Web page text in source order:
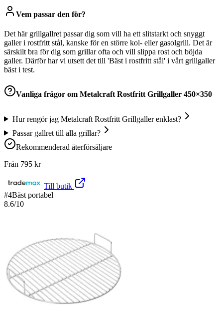
Vem passar den för?
Det här grillgallret passar dig som vill ha ett slitstarkt och snyggt
galler i rostfritt stål, kanske för en större kol- eller gasolgrill. Det är
särskilt bra för dig som grillar ofta och vill slippa rost och böjda
galler. Därför har vi utsett det till 'Bäst i rostfritt stål' i vårt grillgaller
bäst i test.
Vanliga frågor om Metalcraft Rostfritt Grillgaller 450×350
Hur rengör jag Metalcraft Rostfritt Grillgaller enklast?
Passar gallret till alla grillar?
Rekommenderad återförsäljare
Från 795 kr
Till butik
#4Bäst portabel
8.6/10